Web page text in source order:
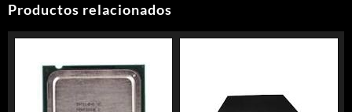
Productos relacionados